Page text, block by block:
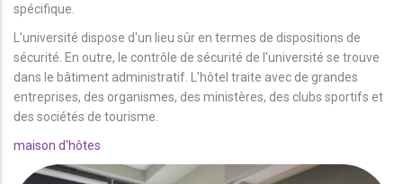
spécifique.
L'université dispose d'un lieu sûr en termes de dispositions de
sécurité. En outre, le contrôle de sécurité de l'université se trouve
dans le bâtiment administratif. L'hôtel traite avec de grandes
entreprises, des organismes, des ministères, des clubs sportifs et
des sociétés de tourisme.
maison d'hôtes